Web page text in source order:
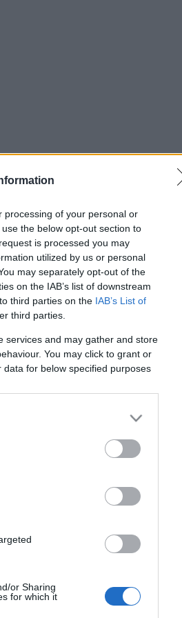
processing of your personal or
the below opt-out section to
is processed you may
utilized by us or personal
may separately opt-out of the
on the IAB’s list of downstream
third parties on the IAB’s List of
third parties.
services and may gather and store
You may click to grant or
for below specified purposes
or Sharing
for which it